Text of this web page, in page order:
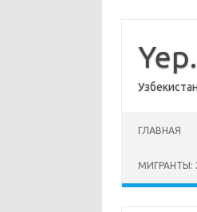
содержимому
ГЛАВНАЯ
МИГРАНТЫ: